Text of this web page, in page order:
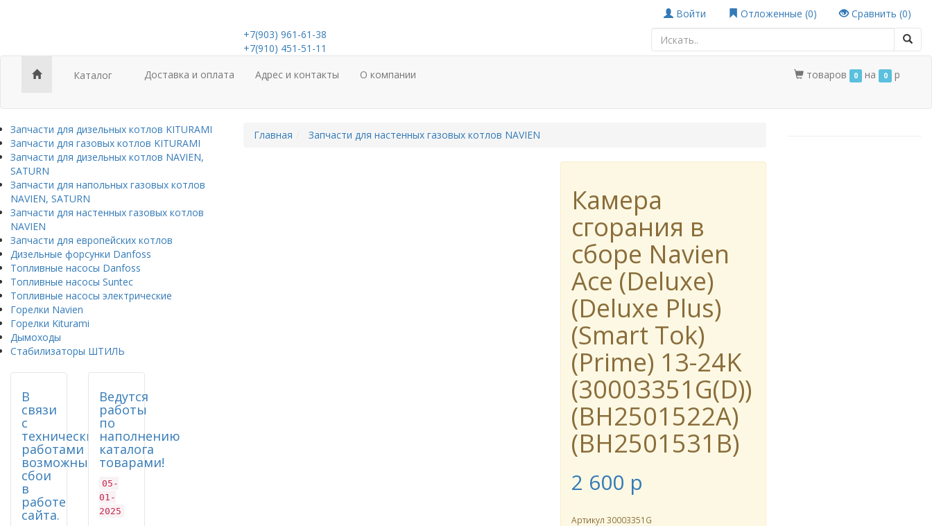
Войти Отложенные (0) Сравнить (0)
+7(903) 961-61-38
+7(910) 451-51-11
Каталог Доставка и оплата Адрес и контакты О компании товаров 0 на 0 p
Запчасти для дизельных котлов KITURAMI
Запчасти для газовых котлов KITURAMI
Запчасти для дизельных котлов NAVIEN,
SATURN
Запчасти для напольных газовых котлов
NAVIEN, SATURN
Запчасти для настенных газовых котлов
NAVIEN
Запчасти для европейских котлов
Дизельные форсунки Danfoss
Топливные насосы Danfoss
Топливные насосы Suntec
Топливные насосы электрические
Горелки Navien
Горелки Kiturami
Дымоходы
Стабилизаторы ШТИЛЬ
В
связи
с
техническими
работами
возможны
сбои
в
работе
сайта.
Ведутся
работы
по
наполнению
каталога
товарами!
05-
01-
2025
Главная Запчасти для настенных газовых котлов NAVIEN
Камера
сгорания в
сборе Navien
Ace (Deluxe)
(Deluxe Plus)
(Smart Tok)
(Prime) 13-24K
(30003351G(D))
(BH2501522A)
(BH2501531B)
2 600 p
Артикул 30003351G